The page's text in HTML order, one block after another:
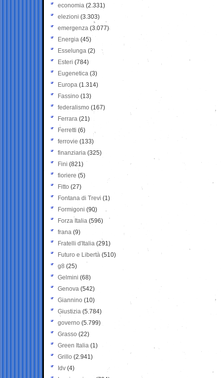
economia (2.331)
elezioni (3.303)
emergenza (3.077)
Energia (45)
Esselunga (2)
Esteri (784)
Eugenetica (3)
Europa (1.314)
Fassino (13)
federalismo (167)
Ferrara (21)
Ferretti (6)
ferrovie (133)
finanziaria (325)
Fini (821)
fioriere (5)
Fitto (27)
Fontana di Trevi (1)
Formigoni (90)
Forza Italia (596)
frana (9)
Fratelli d'Italia (291)
Futuro e Libertà (510)
g8 (25)
Gelmini (68)
Genova (542)
Giannino (10)
Giustizia (5.784)
governo (5.799)
Grasso (22)
Green Italia (1)
Grillo (2.941)
Idv (4)